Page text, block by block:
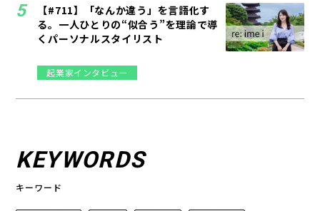
【#711】「なんか違う」を言語化す
る。一人ひとりの“似合う”を理論で導
くパーソナルスタイリスト
起業家インタビュー
KEYWORDS
キーワード